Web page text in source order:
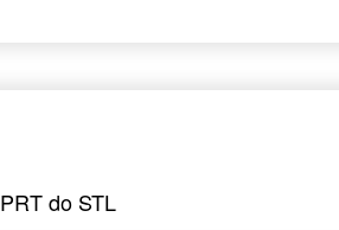
do STL